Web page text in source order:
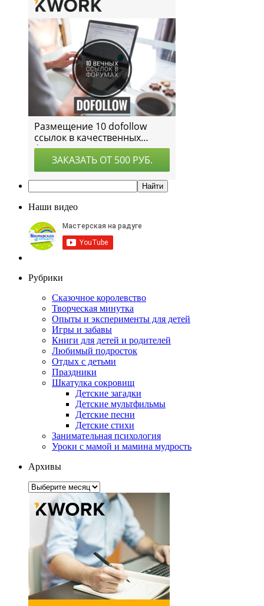
Наши видео
Рубрики
Сказочное королевство
Творческая минутка
Опыты и эксперименты для детей
Игры и забавы
Книги для детей и родителей
Любимый подросток
Отдых с детьми
Праздники
Шкатулка сокровищ
Детские загадки
Детские мультфильмы
Детские песни
Детские стихи
Занимательная психология
Уроки с мамой и мамина мудрость
Архивы
Архивы